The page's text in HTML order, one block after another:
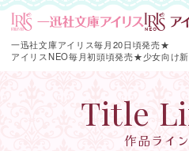
一迅社文庫アイリス毎月20日頃発売★
アイリスNEO毎月初頭頃発売★少女向け
Title
作品ライ